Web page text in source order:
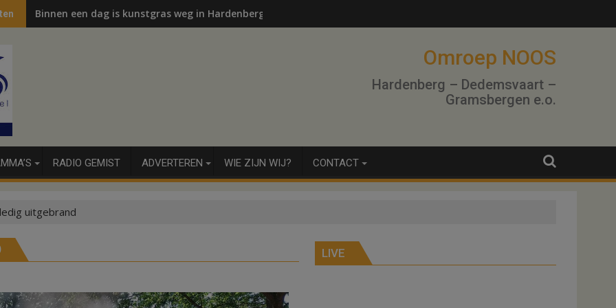
Binnen een dag is kunstgras weg in Hardenberg en Sibculo
Omroep NOOS
Hardenberg – Dedemsvaart –
Gramsbergen e.o.
RADIO GEMIST ADVERTEREN WIE ZIJN WIJ? CONTACT
uitgebrand
LIVE